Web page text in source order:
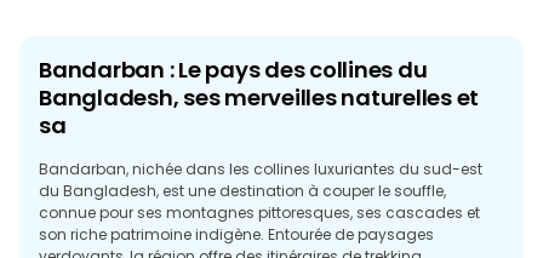
Bandarban : Le pays des collines du
Bangladesh, ses merveilles naturelles et
sa
Bandarban, nichée dans les collines luxuriantes du sud-est
du Bangladesh, est une destination à couper le souffle,
connue pour ses montagnes pittoresques, ses cascades et
son riche patrimoine indigène. Entourée de paysages